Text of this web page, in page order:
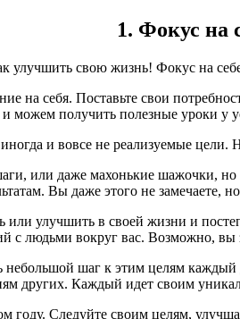
1. Фокус на
на себя. Поставьте свои
можем получить полезные уроки у
и вовсе не реализуемые
или даже махонькие шажочки,
Вы даже этого не
или улучшить в своей жизни и
людьми вокруг вас. Возможно, вы
небольшой шаг к этим целям
других. Каждый идет своим
году. Следуйте своим целям,